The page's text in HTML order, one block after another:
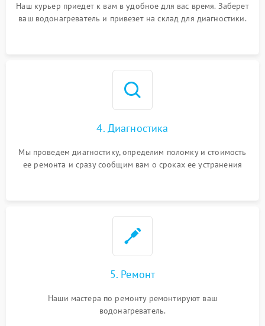
Наш курьер приедет к вам в удобное для вас время. Заберет
ваш водонагреватель и привезет на склад для диагностики.
4. Диагностика
Мы проведем диагностику, определим поломку и стоимость
ее ремонта и сразу сообщим вам о сроках ее устранения
5. Ремонт
Наши мастера по ремонту ремонтируют ваш
водонагреватель.